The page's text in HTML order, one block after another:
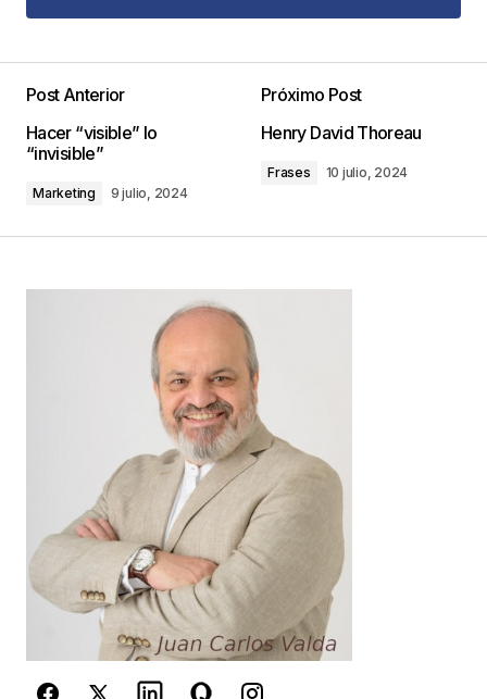
Agregar Comentario
publicada. Los campos obligatorios están
marcados con
*
Guarda mi nombre, correo electrónico y web en
este navegador para la próxima vez que
comente.
Este sitio esta protegido por
reCAPTCHA y la Política de
privacidad y los Términos del servicio
Post Anterior
Hacer “visible” lo
“invisible”
Marketing 9 julio, 2024
Próximo Post
Henry David Thoreau
Frases 10 julio, 2024